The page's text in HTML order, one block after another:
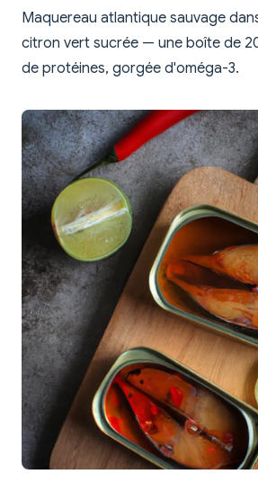
Maquereau atlantique sauvage
citron vert sucrée — une boîte de
de protéines, gorgée d'oméga-3.